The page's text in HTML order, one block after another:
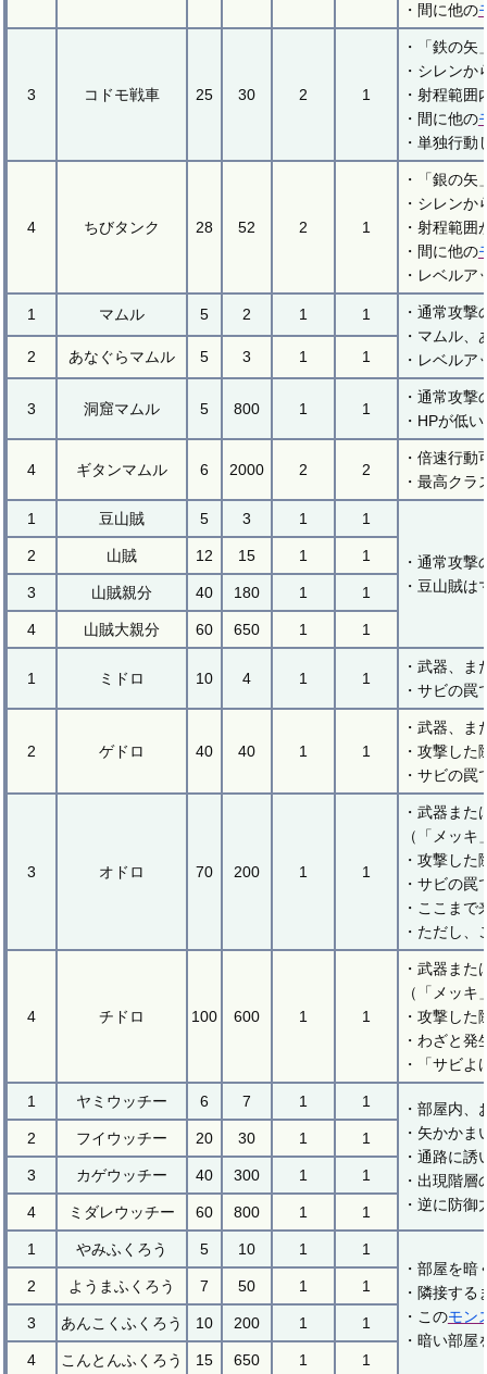
・間に他の
3 コドモ戦車 25 30 2 1
・「鉄の矢
・シレン
・射程範
・間に他の
・単独行
4 ちびタンク 28 52 2 1
・「銀の矢
・シレン
・射程範
・間に他の
・レベル
1 マムル 5 2 1 1
・通常攻撃
・マムル
・レベル
2 あなぐらマムル 5 3 1 1
3 洞窟マムル 5 800 1 1
・通常攻
・HPが低
4 ギタンマムル 6 2000 2 2
・倍速行
・最高クラ
1 豆山賊 5 3 1 1
・通常攻撃
・豆山賊は
2 山賊 12 15 1 1
3 山賊親分 40 180 1 1
4 山賊大親分 60 650 1 1
1 ミドロ 10 4 1 1
・武器、
・サビの罠
2 ゲドロ 40 40 1 1
・武器、
・攻撃した
・サビの罠
3 オドロ 70 200 1 1
・武器ま
（「メッ
・攻撃した
・サビの
・ここま
・ただし
4 チドロ 100 600 1 1
・武器ま
（「メッ
・攻撃し
・わざと
・「サビよ
1 ヤミウッチー 6 7 1 1
・部屋内
・矢かかま
・通路に
・出現階
・逆に防御
2 フイウッチー 20 30 1 1
3 カゲウッチー 40 300 1 1
4 ミダレウッチー 60 800 1 1
1 やみふくろう 5 10 1
1
・部屋を暗
・隣接する
・このモン
・暗い部
2 ようまふくろう 7 50 1 1
3 あんこくふくろう 10 200 1 1
4 こんとんふくろう 15 650 1 1